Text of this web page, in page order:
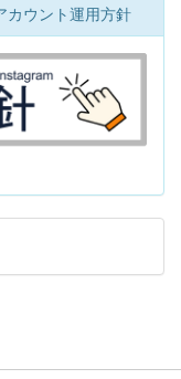
カウント運用方針